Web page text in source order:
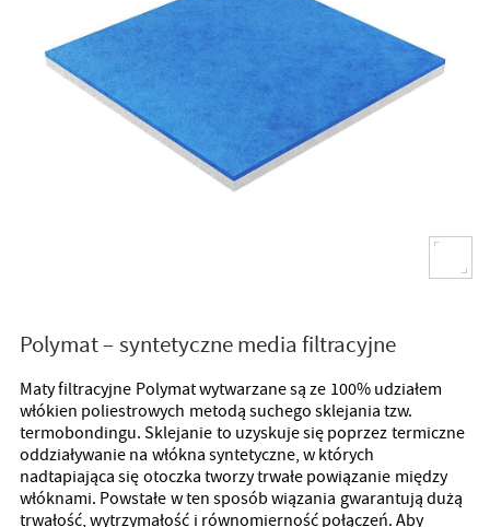
Polymat – syntetyczne media filtracyjne
Maty filtracyjne Polymat wytwarzane są ze 100% udziałem
włókien poliestrowych metodą suchego sklejania tzw.
termobondingu. Sklejanie to uzyskuje się poprzez termiczne
oddziaływanie na włókna syntetyczne, w których
nadtapiająca się otoczka tworzy trwałe powiązanie między
włóknami. Powstałe w ten sposób wiązania gwarantują dużą
trwałość, wytrzymałość i równomierność połączeń. Aby